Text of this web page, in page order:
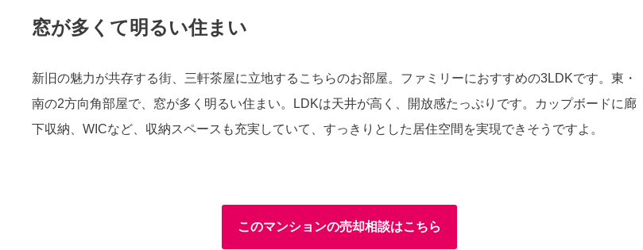
窓が多くて明るい住まい
新旧の魅力が共存する街、三軒茶屋に立地するこちらのお部屋。ファミリーにおすすめの3LDKです。東・
南の2方向角部屋で、窓が多く明るい住まい。LDKは天井が高く、開放感たっぷりです。カップボードに廊
下収納、WICなど、収納スペースも充実していて、すっきりとした居住空間を実現できそうですよ。
このマンションの売却相談はこちら